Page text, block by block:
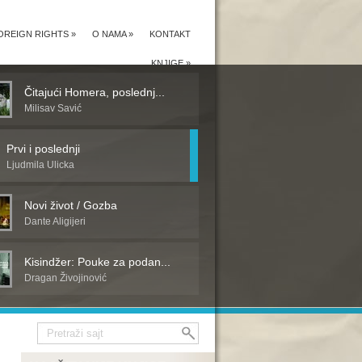
KONTAKT
O NAMA»
RIGHTS »
KNJIGE»
Čitajući Homera, poslednj...
Milisav Savić
Prvi i poslednji
Ljudmila Ulicka
Novi život / Gozba
Dante Aligijeri
Kisindžer: Pouke za podan...
Dragan Živojinović